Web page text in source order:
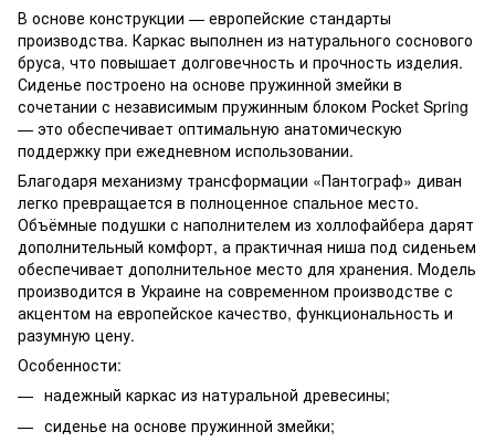
В основе конструкции — европейские стандарты
производства. Каркас выполнен из натурального соснового
бруса, что повышает долговечность и прочность изделия.
Сиденье построено на основе пружинной змейки в
сочетании с независимым пружинным блоком Pocket Spring
— это обеспечивает оптимальную анатомическую
поддержку при ежедневном использовании.
Благодаря механизму трансформации «Пантограф» диван
легко превращается в полноценное спальное место.
Объёмные подушки с наполнителем из холлофайбера дарят
дополнительный комфорт, а практичная ниша под сиденьем
обеспечивает дополнительное место для хранения. Модель
производится в Украине на современном производстве с
акцентом на европейское качество, функциональность и
разумную цену.
Особенности:
надежный каркас из натуральной древесины;
сиденье на основе пружинной змейки;